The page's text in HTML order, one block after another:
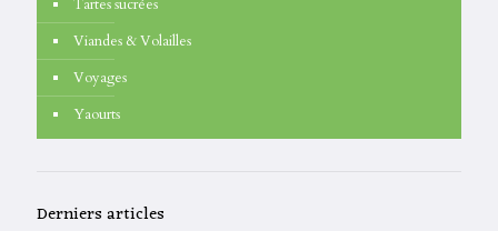
Tartes sucrées
Viandes & Volailles
Voyages
Yaourts
Derniers articles